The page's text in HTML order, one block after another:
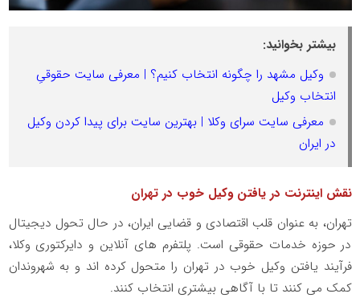
بیشتر بخوانید:
وکیل مشهد را چگونه انتخاب کنیم؟ | معرفی سایت حقوقیِ
انتخاب وکیل
معرفی سایت سرای وکلا | بهترین سایت برای پیدا کردن وکیل
در ایران
نقش اینترنت در یافتن وکیل خوب در تهران
تهران، به عنوان قلب اقتصادی و قضایی ایران، در حال تحول دیجیتال
در حوزه خدمات حقوقی است. پلتفرم های آنلاین و دایرکتوری وکلا،
فرآیند یافتن وکیل خوب در تهران را متحول کرده اند و به شهروندان
کمک می کنند تا با آگاهی بیشتری انتخاب کنند.